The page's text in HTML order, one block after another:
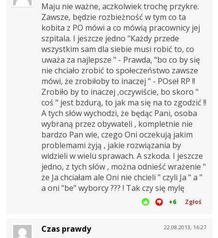
Maju nie ważne, aczkolwiek trochę przykre.
Zawsze, będzie rozbieżność w tym co ta
kobita z PO mówi a co mówią pracownicy jej
szpitala. I jeszcze jedno "Każdy przede
wszystkim sam dla siebie musi robić to, co
uważa za najlepsze " - Prawda, "bo co by się
nie chciało zrobić to społeczeństwo zawsze
mówi, że zrobiłoby to inaczej " - POseł RP !!
Zrobiło by to inaczej ,oczywiście, bo skoro "
coś " jest bzdurą, to jak ma się na to zgodzić !!
A tych słów wychodzi, że będąc Pani, osoba
wybraną przez obywateli , kompletnie nie
bardzo Pan wie, czego Oni oczekują jakim
problemami żyją , jakie rozwiązania by
widzieli w wielu sprawach. A szkoda. I jeszcze
jedno, z tych słów , można odnieść wrażenie "
że Ja chciałam ale Oni nie chcieli " czyli Ja " a "
a oni "be" wyborcy ??? ! Tak czy się mylę
+6 Zgłoś
22.08.2013, 16:27
Czas prawdy